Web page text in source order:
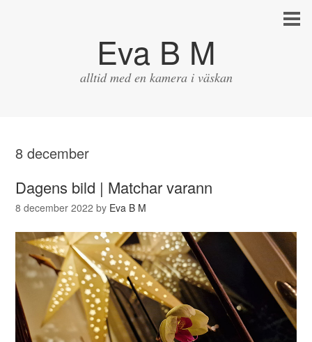
Eva B M
alltid med en kamera i väskan
8 december
Dagens bild | Matchar varann
8 december 2022 by Eva B M